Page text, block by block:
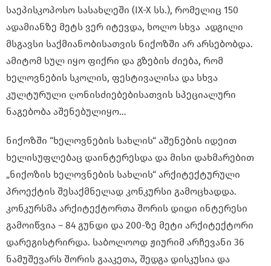
საეპისკოპოსო სასახლეში (IX-X სს.), რომელიც 150
ადამიანზე მეტს ვერ იტევდა, ხოლო სხვა ადგილი
მსგავსი საქმიანობისათვის ნიქოზში არ არსებობდა.
ამიტომ სულ იყო ფიქრი და გზების ძიება, რომ
ხელოვნების სკოლის, ფესტივალისა და სხვა
კულტურული ღონისძიებებისათვის სპეციალური
ნაგებობა აშენებულიყო…
ნიქოზში “ხელოვნების სახლის“ აშენების იდეით
ხელისუფლებაც დაინტერესდა და მისი დახმარებით
„ნიქოზის ხელოვნების სახლის“ არქიტექტურული
პროექტის შესაქმნელად კონკურსი გამოცხადდა.
კონკურსმა არქიტექტორთა შორის დიდი ინტერესი
გამოიწვია – 84 გუნდი და 200-ზე მეტი არქიტექტორი
დარეგისტრირდა. საბოლოოდ ჟიურიმ არჩევანი 36
ნამუშევარს შორის გააკეთა, შედგა დისკუსია და